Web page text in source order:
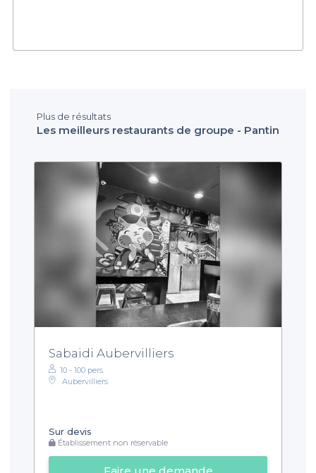
Plus de résultats
Les meilleurs restaurants de groupe - Pantin
Sabaidi Aubervilliers
10 - 100 pers.
Aubervilliers
Sur devis
Établissement non réservable
Faire une demande